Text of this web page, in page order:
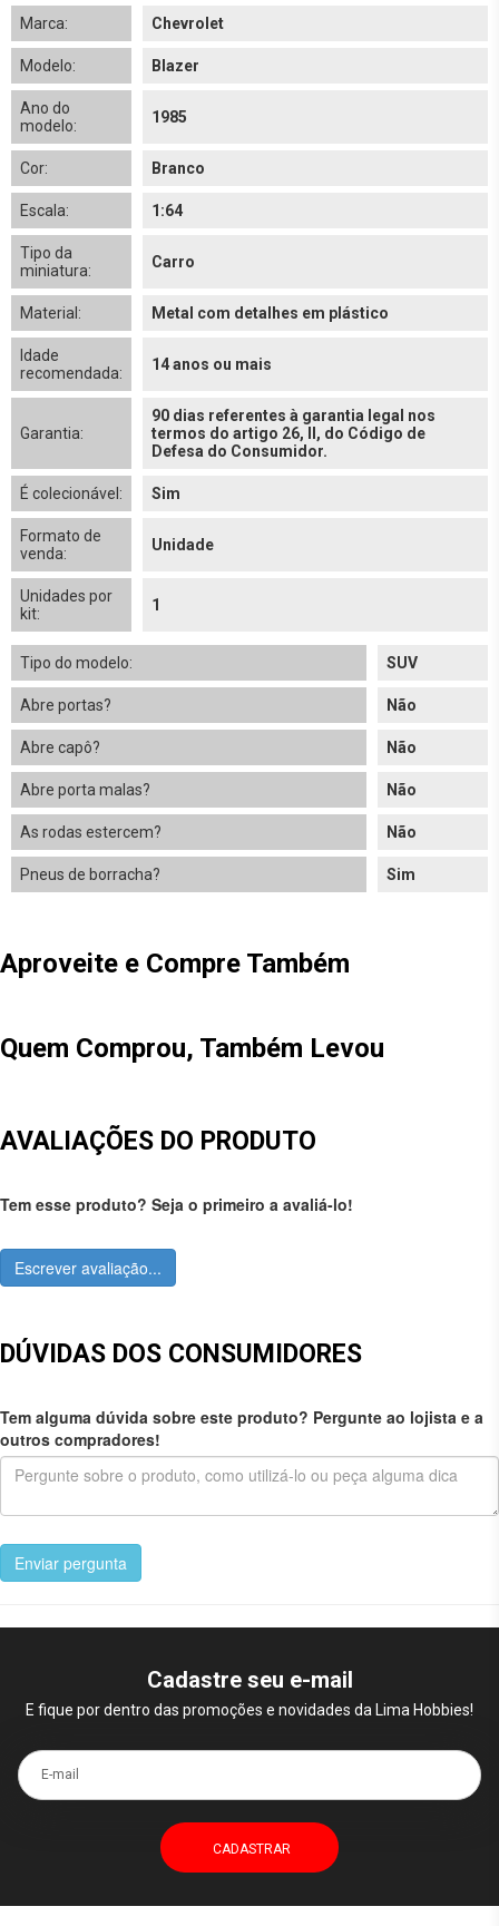
Marca: Chevrolet
Modelo: Blazer
Ano do
modelo:
1985
Cor: Branco
Escala: 1:64
Tipo da
miniatura:
Carro
Material: Metal com detalhes em plástico
Idade
recomendada:
14 anos ou mais
Garantia:
90 dias referentes à garantia legal nos
termos do artigo 26, II, do Código de
Defesa do Consumidor.
É colecionável: Sim
Formato de
venda:
Unidade
Unidades por
kit:
1
Tipo do modelo: SUV
Abre portas? Não
Abre capô? Não
Abre porta malas? Não
As rodas estercem? Não
Pneus de borracha? Sim
Aproveite e Compre Também
Quem Comprou, Também Levou
AVALIAÇÕES DO PRODUTO
Tem esse produto? Seja o primeiro a avaliá-lo!
Escrever avaliação...
DÚVIDAS DOS CONSUMIDORES
Tem alguma dúvida sobre este produto? Pergunte ao lojista e a
outros compradores!
Enviar pergunta
Cadastre seu e-mail
E fique por dentro das promoções e novidades da Lima Hobbies!
E-mail